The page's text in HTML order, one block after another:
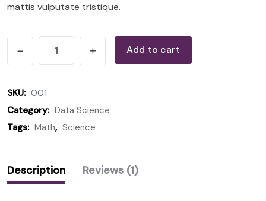
mattis vulputate tristique.
Add to cart
SKU: 001
Category: Data Science
Tags: Math, Science
Description Reviews (1)